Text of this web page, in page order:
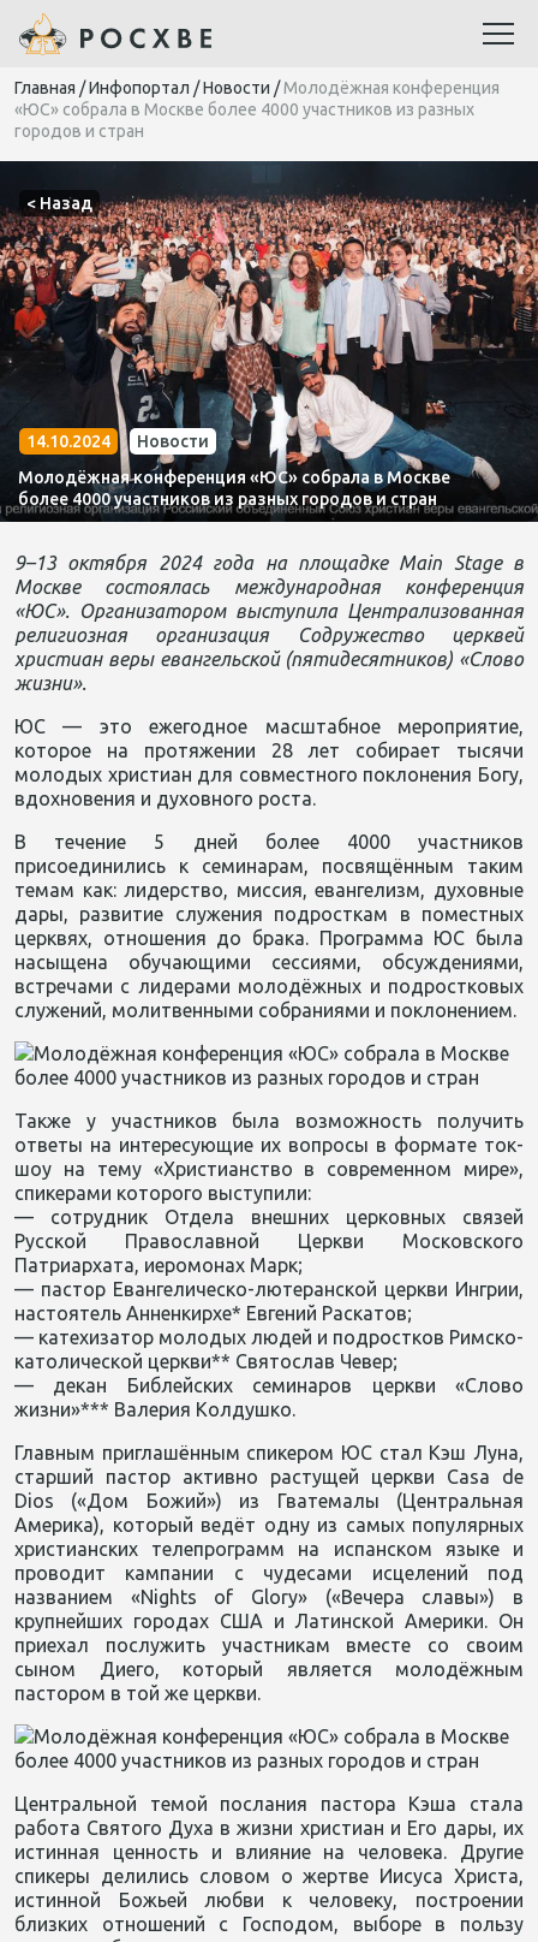
Главная /Инфопортал /Новости /Молодёжная конференция
«ЮС» собрала в Москве более 4000 участников из разных
городов и стран
< Назад
14.10.2024
Новости
Молодёжная конференция «ЮС» собрала в Москве
более 4000 участников из разных городов и стран
9–13 октября 2024 года на площадке Main Stage в
Москве состоялась международная конференция
«ЮС». Организатором выступила Централизованная
религиозная организация Содружество церквей
христиан веры евангельской (пятидесятников) «Слово
жизни».
ЮС — это ежегодное масштабное мероприятие,
которое на протяжении 28 лет собирает тысячи
молодых христиан для совместного поклонения Богу,
вдохновения и духовного роста.
В течение 5 дней более 4000 участников
присоединились к семинарам, посвящённым таким
темам как: лидерство, миссия, евангелизм, духовные
дары, развитие служения подросткам в поместных
церквях, отношения до брака. Программа ЮС была
насыщена обучающими сессиями, обсуждениями,
встречами с лидерами молодёжных и подростковых
служений, молитвенными собраниями и поклонением.
Также у участников была возможность получить
ответы на интересующие их вопросы в формате ток-
шоу на тему «Христианство в современном мире»,
спикерами которого выступили:
— сотрудник Отдела внешних церковных связей
Русской Православной Церкви Московского
Патриархата, иеромонах Марк;
— пастор Евангелическо-лютеранской церкви Ингрии,
настоятель Анненкирхе* Евгений Раскатов;
— катехизатор молодых людей и подростков Римско-
католической церкви** Святослав Чевер;
— декан Библейских семинаров церкви «Слово
жизни»*** Валерия Колдушко.
Главным приглашённым спикером ЮС стал Кэш Луна,
старший пастор активно растущей церкви Casa de
Dios («Дом Божий») из Гватемалы (Центральная
Америка), который ведёт одну из самых популярных
христианских телепрограмм на испанском языке и
проводит кампании с чудесами исцелений под
названием «Nights of Glory» («Вечера славы») в
крупнейших городах США и Латинской Америки. Он
приехал послужить участникам вместе со своим
сыном Диего, который является молодёжным
пастором в той же церкви.
Центральной темой послания пастора Кэша стала
работа Святого Духа в жизни христиан и Его дары, их
истинная ценность и влияние на человека. Другие
спикеры делились словом о жертве Иисуса Христа,
истинной Божьей любви к человеку, построении
близких отношений с Господом, выборе в пользу